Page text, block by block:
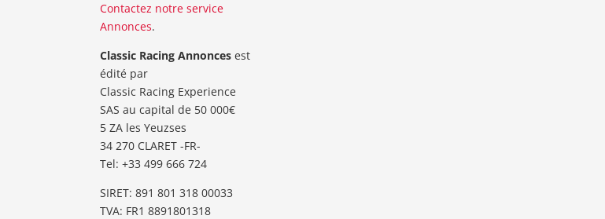
Contactez notre service
Annonces.
Classic Racing Annoncesest
édité par
Classic Racing Experience
SAS au capital de 50 000€
5 ZA les Yeuzses
34 270 CLARET -FR-
Tel: ‭+33 499 666 724‬
SIRET: 891 801 318 00033
TVA: FR1 8891801318